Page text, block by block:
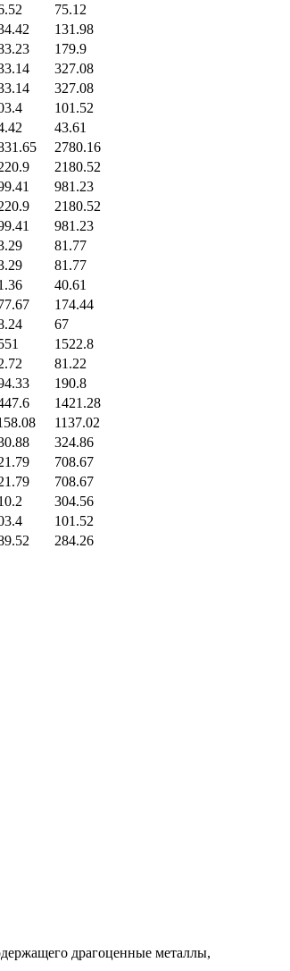
75.12
131.98
179.9
327.08
327.08
101.52
43.61
2780.16
2180.52
981.23
2180.52
981.23
81.77
81.77
40.61
174.44
67
1522.8
81.22
190.8
1421.28
1137.02
324.86
708.67
708.67
304.56
101.52
284.26
драгоценные металлы,